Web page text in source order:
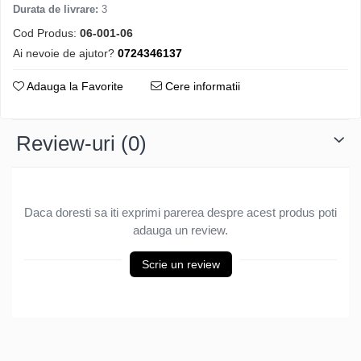
Osciloscoape B&K PRECISION
Osciloscoape FLUKE
Osciloscoape GW INSTEK
Osciloscoape HANTEK
Osciloscoape OWON
Osciloscoape TELEDYNE LECROY
Durata de livrare: 3
Cod Produs: 06-001-06
Ai nevoie de ajutor? 0724346137
Adauga la Favorite Cere informatii
Review-uri (0)
Daca doresti sa iti exprimi parerea despre acest produs poti
adauga un review.
Scrie un review